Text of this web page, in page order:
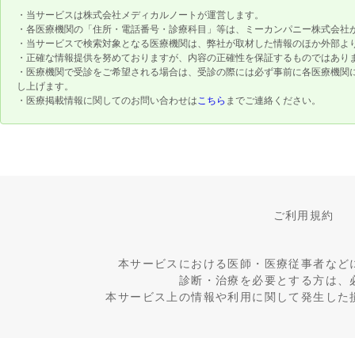
・当サービスは株式会社メディカルノートが運営します。
・各医療機関の「住所・電話番号・診療科目」等は、ミーカンパニー株式会
・当サービスで検索対象となる医療機関は、弊社が取材した情報のほか外部
・正確な情報提供を努めておりますが、内容の正確性を保証するものではあり
・医療機関で受診をご希望される場合は、受診の際には必ず事前に各医療機
し上げます。
・医療掲載情報に関してのお問い合わせはこちら までご連絡ください。
ご利用規約
本サービスにおける医師・医療従事者な
診断・治療を必要とする方は
本サービス上の情報や利用に関して発生し